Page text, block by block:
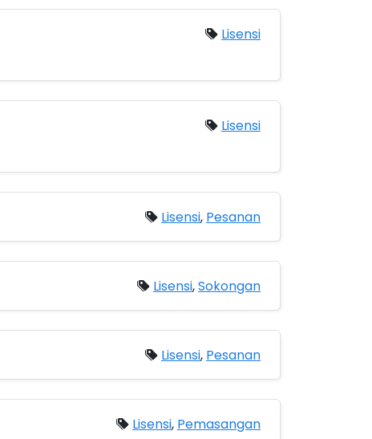
Lisensi
Lisensi
Lisensi, Pesanan
Lisensi,Sokongan
Lisensi, Pesanan
Lisensi, Pemasangan